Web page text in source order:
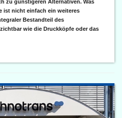
zu günstigeren Alternativen. Was
ist nicht einfach ein weiteres
Bestandteil des
wie die Druckköpfe oder das